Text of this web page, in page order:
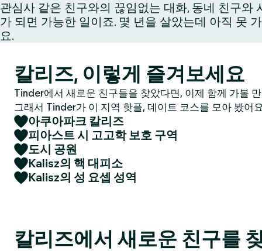
관심사 같은 친구와의 끊임없는 대화, 동네 친구
가 되면 가능한 일이죠. 몇 년을 살았는데 아직 못
요.
칼리즈, 이렇게 즐겨보세요
Tinder에서 새로운 친구들을 찾았다면, 이제 함께 가볼
그래서 Tinder가 이 지역 핫플, 데이트 코스를 모아 봤어
아쿠아파크 칼리즈
피아스트 시 고고학 보호 구역
도시 공원
Kalisz의 핵 대피소
Kalisz의 성 요셉 성역
칼리즈에서 새로운 친구를